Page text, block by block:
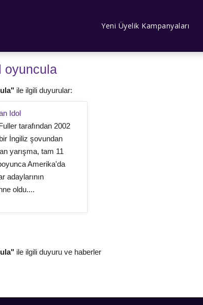
Yeni Üyelik Kampanyaları
oyuncula
ile ilgili duyurular:
Idol
tarafından 2002
İngiliz şovundan
yarışma, tam 11
Amerika'da
adaylarının
oldu....
ile ilgili duyuru ve haberler